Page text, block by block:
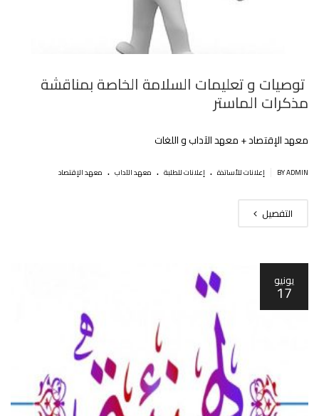
توصيات و تعليمات السلامة الخاصة بمناقشة
مذكرات الماستر
معهد اﻹقتصاد + معهد الآداب و اللغات
BY ADMIN إعلانات للأساتذة . إعلانات للطلبة . معهد الآداب . معهد الإقتصاد
التفصيل
يونيو
17